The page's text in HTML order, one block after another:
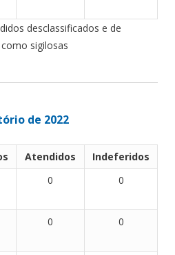
desclassificados e de
sigilosas
de 2022
Atendidos
Indeferidos
0 0
0 0